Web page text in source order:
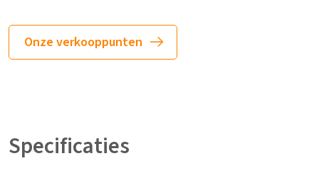
Onze verkooppunten
Specificaties